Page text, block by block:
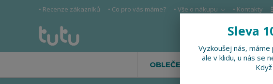
• Recenze zákazníků • Co pro vás máme? • Vše o nákupu • Kontakty
OBLEČENÍ DOPLŇKY
Sleva
Vyzkoušej nás,
ale v klidu, u nás se